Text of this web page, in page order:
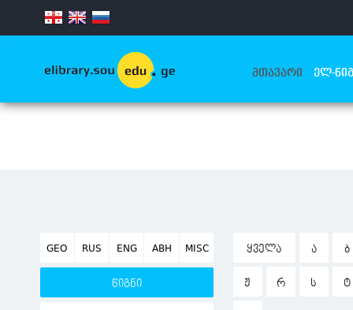
.
ᲛᲗᲐᲕᲐᲠᲘ ᲔᲚ-
GEO RUS ENG ABH MISC
წიგნი
ᲧᲕᲔᲚᲐ Ა Ბ
Ჟ Რ Ს Ტ